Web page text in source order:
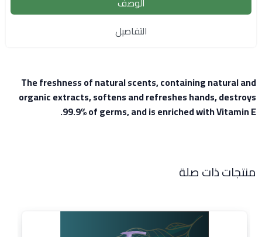
التفاصيل
The freshness of natural scents, containing natural and
organic extracts, softens and refreshes hands, destroys
99.9% of germs, and is enriched with Vitamin E.
منتجات ذات صلة